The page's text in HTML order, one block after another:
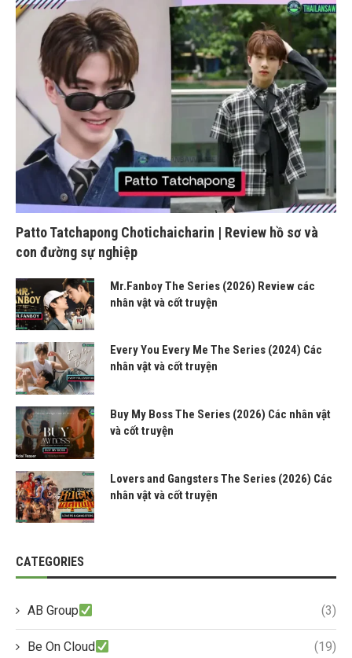
Patto Tatchapong Chotichaicharin | Review hồ sơ và
con đường sự nghiệp
Mr.Fanboy The Series (2026) Review các
nhân vật và cốt truyện
Every You Every Me The Series (2024) Các
nhân vật và cốt truyện
Buy My Boss The Series (2026) Các nhân vật
và cốt truyện
Lovers and Gangsters The Series (2026) Các
nhân vật và cốt truyện
CATEGORIES
AB Group (3)
Be On Cloud (19)